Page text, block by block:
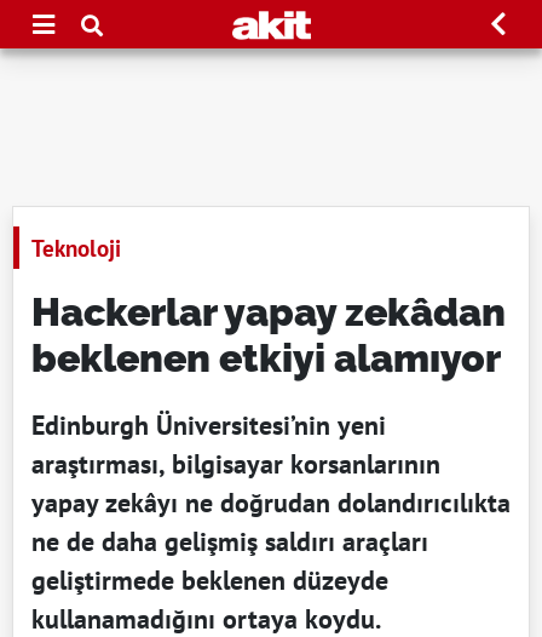
Teknoloji
Hackerlar yapay zekâdan
beklenen etkiyi alamıyor
Edinburgh Üniversitesi’nin yeni
araştırması, bilgisayar korsanlarının
yapay zekâyı ne doğrudan dolandırıcılıkta
ne de daha gelişmiş saldırı araçları
geliştirmede beklenen düzeyde
kullanamadığını ortaya koydu.